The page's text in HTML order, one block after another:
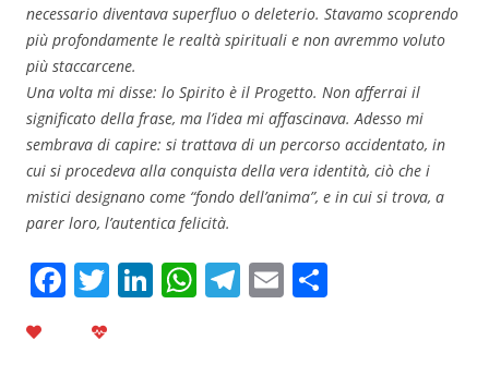
necessario diventava superfluo o deleterio. Stavamo scoprendo
più profondamente le realtà spirituali e non avremmo voluto
più staccarcene.
Una volta mi disse: lo Spirito è il Progetto. Non afferrai il
significato della frase, ma l’idea mi affascinava. Adesso mi
sembrava di capire: si trattava di un percorso accidentato, in
cui si procedeva alla conquista della vera identità, ciò che i
mistici designano come “fondo dell’anima”, e in cui si trova, a
parer loro, l’autentica felicità.
F T Li W T E